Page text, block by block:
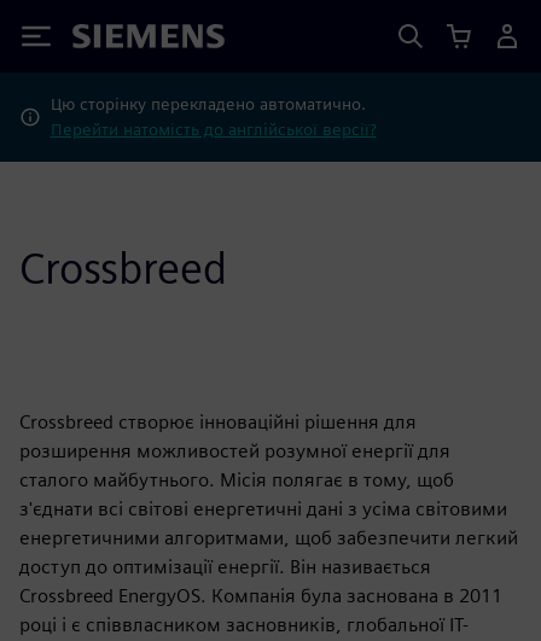
Siemens
Цю сторінку перекладено автоматично.
Перейти натомість до англійської версії?
Crossbreed
Crossbreed створює інноваційні рішення для
розширення можливостей розумної енергії для
сталого майбутнього. Місія полягає в тому, щоб
з'єднати всі світові енергетичні дані з усіма світовими
енергетичними алгоритмами, щоб забезпечити легкий
доступ до оптимізації енергії. Він називається
Crossbreed EnergyOS. Компанія була заснована в 2011
році і є співвласником засновників, глобальної ІТ-